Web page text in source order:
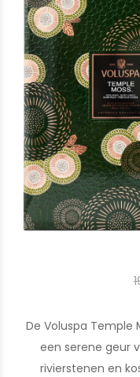
De Voluspa Temple
een serene geur
rivierstenen en